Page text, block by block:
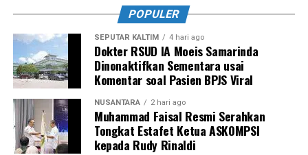
POPULER
SEPUTAR KALTIM 4 hari ago
Dokter RSUD IA Moeis Samarinda
Dinonaktifkan Sementara usai
Komentar soal Pasien BPJS Viral
NUSANTARA 2 hari ago
Muhammad Faisal Resmi Serahkan
Tongkat Estafet Ketua ASKOMPSI
kepada Rudy Rinaldi